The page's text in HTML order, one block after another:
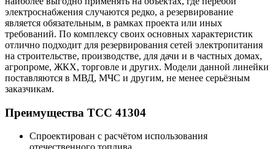
электроснабжения случаются редко, а резервирование
является обязательным, в рамках проекта или иных
требований. По комплексу своих основных характеристик
отлично подходит для резервирования сетей электропитания
на строительстве, производстве, для дачи и в частных домах,
агропроме, ЖКХ, торговле и других. Модели данной линейки
поставляются в МВД, МЧС и другим, не менее серьёзным
заказчикам.
Преимущества ТСС 41304
Спроектирован с расчётом использования